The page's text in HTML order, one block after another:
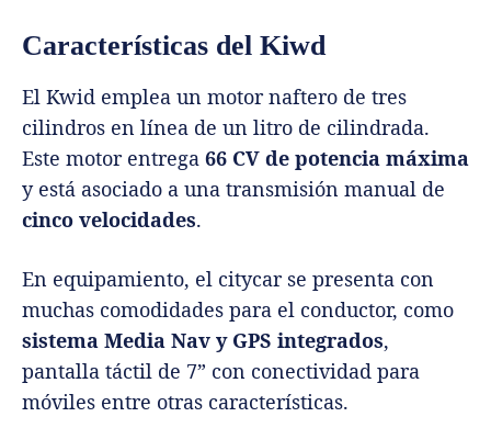
Características del Kiwd
El Kwid emplea un motor naftero de tres
cilindros en línea de un litro de cilindrada.
Este motor entrega 66 CV de potencia máxima
y está asociado a una transmisión manual de
cinco velocidades.
En equipamiento, el citycar se presenta con
muchas comodidades para el conductor, como
sistema Media Nav y GPS integrados,
pantalla táctil de 7” con conectividad para
móviles entre otras características.